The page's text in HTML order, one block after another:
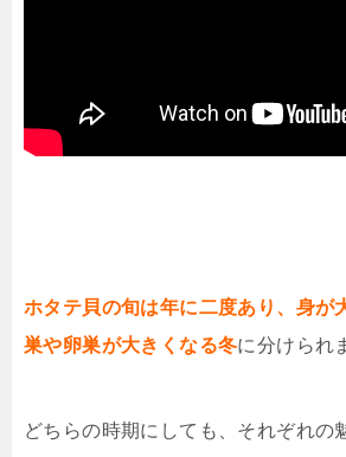
ホタテ貝の旬は年に二度あり、身が
巣や卵巣が大きくなる冬に分けられ
どちらの時期にしても、それぞれの